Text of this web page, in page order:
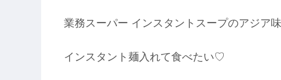
業務スーパー インスタントスープのアジア
インスタント麺入れて食べたい♡